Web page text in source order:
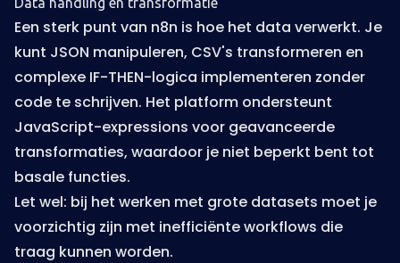
Een sterk punt van n8n is hoe het data verwerkt. Je
kunt JSON manipuleren, CSV's transformeren en
complexe IF-THEN-logica implementeren zonder
code te schrijven. Het platform ondersteunt
JavaScript-expressions voor geavanceerde
transformaties, waardoor je niet beperkt bent tot
basale functies.
Let wel: bij het werken met grote datasets moet je
voorzichtig zijn met inefficiënte workflows die
traag kunnen worden.